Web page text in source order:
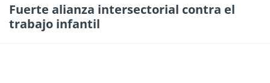
Fuerte alianza intersectorial contra el
trabajo infantil